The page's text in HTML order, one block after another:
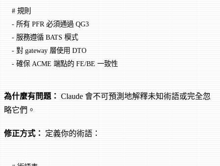
# 規則
- 所有 PFR 必須通過 QG3
- 服務遵循 BATS 模式
- 對 gateway 層使用 DTO
- 確保 ACME 端點的 FE/BE 一致性
為什麼有問題： Claude 會不可預測地解釋未知術語或完全忽
略它們。
修正方式： 定義你的術語：